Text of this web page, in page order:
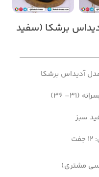
برشکا (سفید
آدیداس برشکا
36)
سبز
مشتری)